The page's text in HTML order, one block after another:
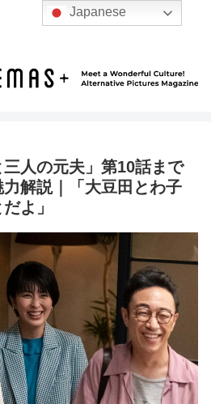
三人の元夫」第10話まで
解説｜「大豆田とわ子
よ」
Japanese